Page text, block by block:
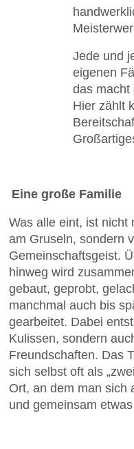
Jede und
eigenen
das macht
Hier zählt
Eine große Familie
Was alle eint, ist nicht
am Gruseln, sondern
Gemeinschaftsgeist.
hinweg wird
gebaut, geprobt,
manchmal auch bis
gearbeitet. Dabei
Kulissen, sondern
Freundschaften. Das
sich selbst oft als
Ort, an dem man sich
und gemeinsam